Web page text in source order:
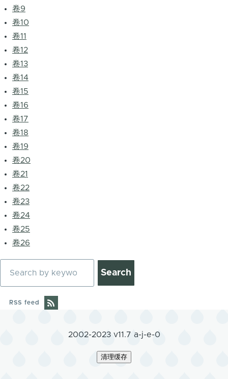
卷9
卷10
卷11
卷12
卷13
卷14
卷15
卷16
卷17
卷18
卷19
卷20
卷21
卷22
卷23
卷24
卷25
卷26
RSS feed
2002-2023 v11.7 a-j-e-0